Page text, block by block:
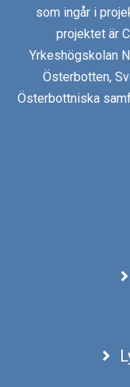
som ingår i
projektet är
Yrkeshögskolan
Österbotten,
Österbottniska